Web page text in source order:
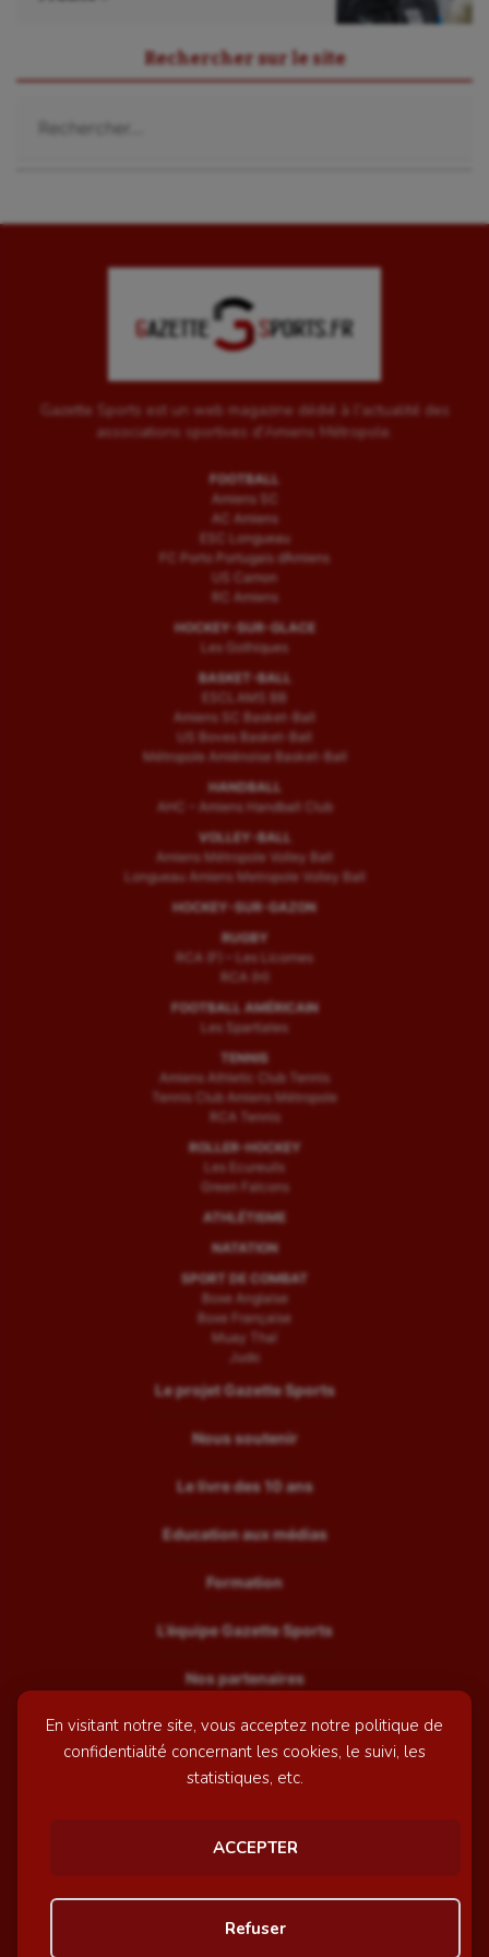
En visitant notre site, vous acceptez notre politique de
confidentialité concernant les cookies, le suivi, les
statistiques, etc.
ACCEPTER
Refuser
Tir
Wakeboard
Water-polo
Rechercher sur le site
Gazette Sports est un web magazine dédié à l'actualité des
associations sportives d'Amiens Métropole.
FOOTBALL
Amiens SC
AC Amiens
ESC Longueau
FC Porto Portugais d’Amiens
US Camon
RC Amiens
HOCKEY-SUR-GLACE
Les Gothiques
BASKET-BALL
ESCLAMS BB
Amiens SC Basket-Ball
US Boves Basket-Ball
Métropole Amiénoise Basket-Ball
HANDBALL
AHC – Amiens Handball Club
VOLLEY-BALL
Amiens Métropole Volley Ball
Longueau Amiens Metropole Volley Ball
HOCKEY-SUR-GAZON
RUGBY
RCA (F) – Les Licornes
RCA (H)
FOOTBALL AMÉRICAIN
Les Spartiates
TENNIS
Amiens Athletic Club Tennis
Tennis Club Amiens Métropole
RCA Tennis
ROLLER-HOCKEY
Les Ecureuils
Green Falcons
ATHLÉTISME
NATATION
SPORT DE COMBAT
Boxe Anglaise
Boxe Française
Muay Thaï
Judo
Le projet Gazette Sports
Nous soutenir
Le livre des 10 ans
Education aux médias
Formation
L’équipe Gazette Sports
Nos partenaires
Recrutement
Mentions légales
© GazetteSports - 2026 | Site internet réalisé par
Awelty